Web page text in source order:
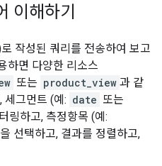
이해하기
작성된 쿼리를 전송하여 보고
하면 다양한 리소스
또는 product_view 과 같
세그먼트 (예: date 또는
링하고, 측정항목 (예:
선택하고, 결과를 정렬하고,